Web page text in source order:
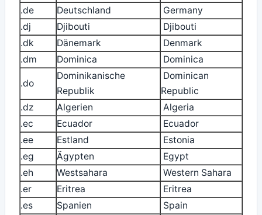
.de
Deutschland
Germany
.dj
Djibouti
Djibouti
.dk
Dänemark
Denmark
.dm
Dominica Dominica
.do
Dominikanische
Republik
Dominican
Republic
.dz
Algerien
Algeria
.ec
Ecuador
Ecuador
.ee
Estland
Estonia
.eg
Ägypten
Egypt
.eh
Westsahara
Western Sahara
.er
Eritrea
Eritrea
.es
Spanien
Spain